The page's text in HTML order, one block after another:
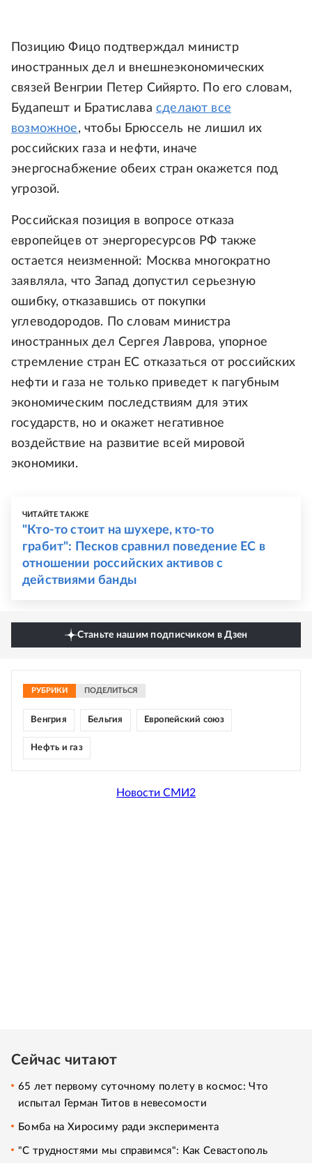
Позицию Фицо подтверждал министр
иностранных дел и внешнеэкономических
связей Венгрии Петер Сийярто. По его словам,
Будапешт и Братислава сделают все
возможное, чтобы Брюссель не лишил их
российских газа и нефти, иначе
энергоснабжение обеих стран окажется под
угрозой.
Российская позиция в вопросе отказа
европейцев от энергоресурсов РФ также
остается неизменной: Москва многократно
заявляла, что Запад допустил серьезную
ошибку, отказавшись от покупки
углеводородов. По словам министра
иностранных дел Сергея Лаврова, упорное
стремление стран ЕС отказаться от российских
нефти и газа не только приведет к пагубным
экономическим последствиям для этих
государств, но и окажет негативное
воздействие на развитие всей мировой
экономики.
ЧИТАЙТЕ ТАКЖЕ
"Кто-то стоит на шухере, кто-то
грабит": Песков сравнил поведение ЕС в
отношении российских активов с
действиями банды
Станьте нашим подписчиком в Дзен
РУБРИКИ ПОДЕЛИТЬСЯ
Венгрия Бельгия Европейский союз
Нефть и газ
Новости СМИ2
Сейчас читают
65 лет первому суточному полету в космос: Что
испытал Герман Титов в невесомости
Бомба на Хиросиму ради эксперимента
"С трудностями мы справимся": Как Севастополь